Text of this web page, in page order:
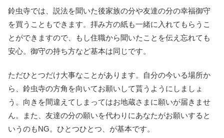
鈴虫寺では、説法を聞いた後家族の分や友達の分の幸福御守
を買うこともできます。拝み方の紙も一緒に入れてもらうこ
とができますので、もし住職から聞いたことを伝え忘れても
安心。御守の持ち方など基本は同じです。
ただひとつだけ大事なことがあります。自分の今いる場所か
ら、鈴虫寺の方角を向いてお願いして貰うようにしましょ
う。向きを間違えてしまってはお地蔵さまに願いが届きませ
ん。また、友達の分の願いを代わりにあなたがお願いすると
いうのもNG。ひとつひとつ、が基本です。